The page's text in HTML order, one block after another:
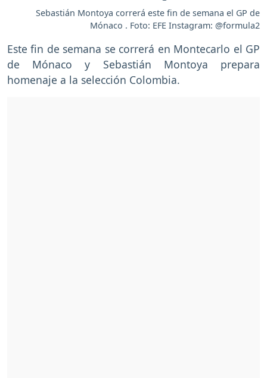
Sebastián Montoya correrá este fin de semana el GP de
Mónaco . Foto: EFE Instagram: @formula2
Este fin de semana se correrá en Montecarlo el GP
de Mónaco y Sebastián Montoya prepara
homenaje a la selección Colombia.